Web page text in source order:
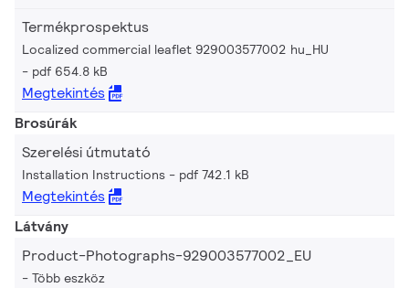
Termékprospektus
Localized commercial leaflet 929003577002 hu_HU
pdf 654.8 kB
Megtekintés
Brosúrák
Szerelési útmutató
Installation Instructions pdf 742.1 kB
Megtekintés
Látvány
Product-Photographs-929003577002_EU
Több eszköz